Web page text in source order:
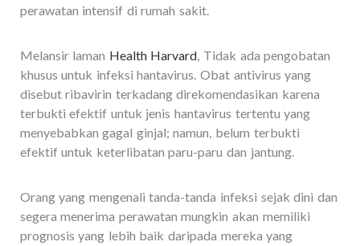
perawatan intensif di rumah sakit.
Melansir laman Health Harvard, Tidak ada pengobatan
khusus untuk infeksi hantavirus. Obat antivirus yang
disebut ribavirin terkadang direkomendasikan karena
terbukti efektif untuk jenis hantavirus tertentu yang
menyebabkan gagal ginjal; namun, belum terbukti
efektif untuk keterlibatan paru-paru dan jantung.
Orang yang mengenali tanda-tanda infeksi sejak dini dan
segera menerima perawatan mungkin akan memiliki
prognosis yang lebih baik daripada mereka yang